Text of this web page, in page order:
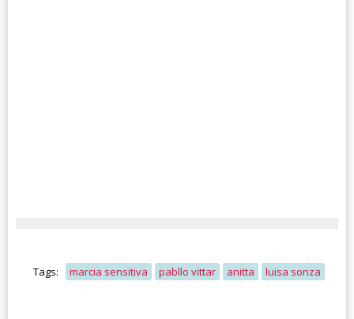
Tags: marcia sensitiva pabllo vittar anitta luisa sonza